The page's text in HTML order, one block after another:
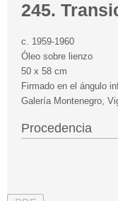
245.
c. 1959-1960
Óleo sobre lienzo
50 x 58 cm
Firmado en el ángulo
Galería Montenegro,
Procedencia